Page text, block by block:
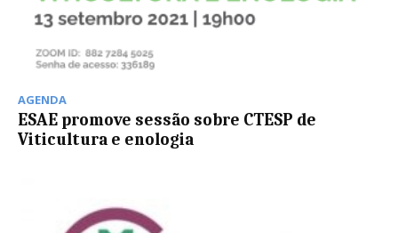
AGENDA
ESAE promove sessão sobre CTESP de
Viticultura e enologia